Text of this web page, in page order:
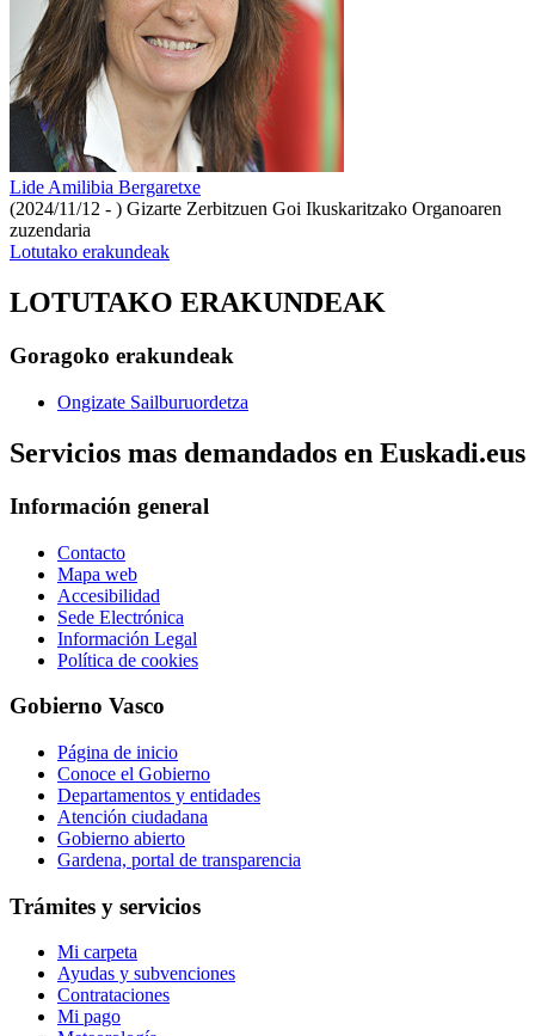
Lide Amilibia Bergaretxe
(2024/11/12 - ) Gizarte Zerbitzuen Goi Ikuskaritzako Organoaren
zuzendaria
Lotutako erakundeak
LOTUTAKO ERAKUNDEAK
Goragoko erakundeak
Ongizate Sailburuordetza
Servicios mas demandados en Euskadi.eus
Información general
Contacto
Mapa web
Accesibilidad
Sede Electrónica
Información Legal
Política de cookies
Gobierno Vasco
Página de inicio
Conoce el Gobierno
Departamentos y entidades
Atención ciudadana
Gobierno abierto
Gardena, portal de transparencia
Trámites y servicios
Mi carpeta
Ayudas y subvenciones
Contrataciones
Mi pago